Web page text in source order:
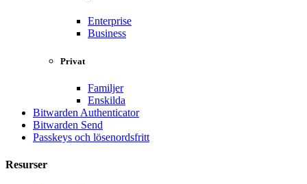
Enterprise
Business
Privat
Familjer
Enskilda
Bitwarden Authenticator
Bitwarden Send
Passkeys och lösenordsfritt
Resurser